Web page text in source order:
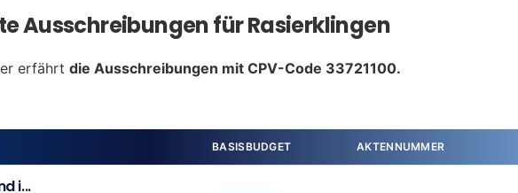
Ausschreibungen für Rasierklingen
erfährt die Ausschreibungen mit CPV-Code 33721100.
BASISBUDGET AKTENNUMMER
i...